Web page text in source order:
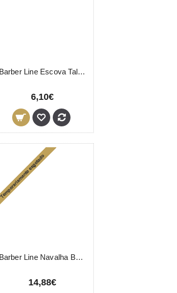
Barber Line Escova Talasa 06073 Eurostil
6,10€
Barber Line Navalha Barbear 04930 Eurostil
14,88€